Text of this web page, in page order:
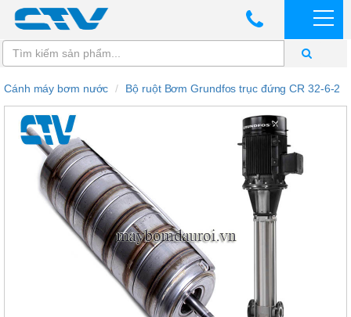
Cánh máy bơm nước Bộ ruột Bơm Grundfos trục đứng CR 32-6-2